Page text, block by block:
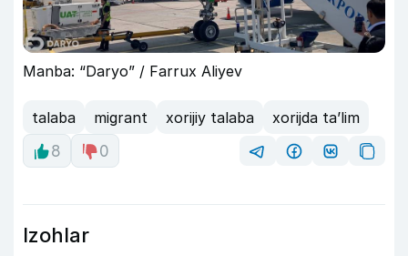
Manba: “Daryo” / Farrux Aliyev
talaba migrant xorijiy talaba
xorijda ta’lim
8
0
Izohlar